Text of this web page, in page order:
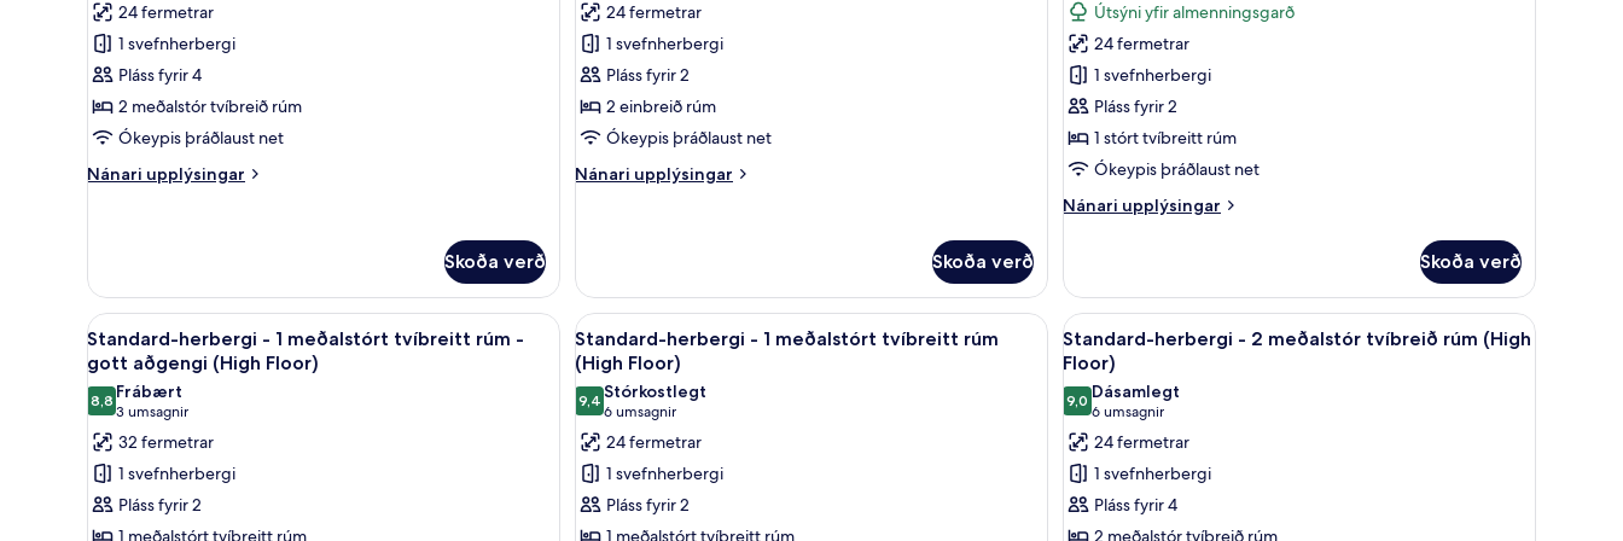
Floor)
Breakfast)
gott
aðgengi
(Free
Breakfast)
Standard-
herbergi
-
2
meðalstór
tvíbreið
rúm
umsagnir)
24 fermetrar
1 svefnherbergi
Pláss fyrir 4
2 meðalstór tvíbreið rúm
Ókeypis þráðlaust net
Nánari upplýsingar
Nánari
-
meðalstór
tvíbreið
rúm
(Free
Breakfast)
Skoða verð
Standard-
herbergi
-
2
einbreið
rúm
(Free
umsagnir)
24 fermetrar
1 svefnherbergi
Pláss fyrir 2
2 einbreið rúm
Ókeypis þráðlaust net
Nánari upplýsingar
Nánari
-
einbreið
rúm
(Free
Breakfast)
Skoða verð
Standard-
herbergi
-
stórt
tvíbreitt
rúm
-
garð
(Botanic,
Free
Brkfast)
umsagnir)
Útsýni yfir almenningsgarð
24 fermetrar
1 svefnherbergi
Pláss fyrir 2
1 stórt tvíbreitt rúm
Ókeypis þráðlaust net
Nánari upplýsingar
Nánari
herbergi
1
stórt
tvíbreitt
rúm
-
útsýni
yfir
garð
(Botanic,
Free
Skoða verð
Skoða
allar
myndir
fyrir
Standard-
herbergi
-
1
Rúmföt af bestu gerð, rúm með „pillowtop“-dýnum, öryggishólf í herbergi
10
Standard-herbergi - 1 meðalstórt tvíbreitt rúm -
gott aðgengi (High Floor)
8,88,8 af 10
Frábært
3 umsagnir
(3
umsagnir)
32 fermetrar
1 svefnherbergi
Pláss fyrir 2
1 meðalstórt tvíbreitt rúm
Skoða
allar
myndir
fyrir
Standard-
herbergi
-
1
Rúmföt af bestu gerð, rúm með „pillowtop“-dýnum, öryggishólf í herbergi
13
Standard-herbergi - 1 meðalstórt tvíbreitt rúm
(High Floor)
9,49,4 af 10
Stórkostlegt
6 umsagnir
(6
umsagnir)
24 fermetrar
1 svefnherbergi
Pláss fyrir 2
1 meðalstórt tvíbreitt rúm
Skoða
allar
myndir
fyrir
Standard-
herbergi
-
2
Rúmföt af bestu gerð, rúm með
10
Standard-herbergi - 2 meðalstór tvíbreið rúm (High
Floor)
9,09,0 af 10
Dásamlegt
6 umsagnir
(6
umsagnir)
24 fermetrar
1 svefnherbergi
Pláss fyrir 4
2 meðalstór tvíbreið rúm